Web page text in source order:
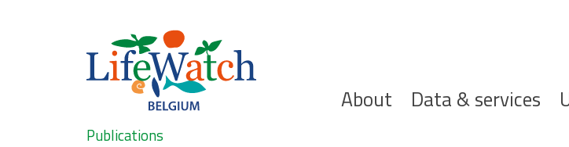
Hoofdnavigatie
About Data & services
Search
Publications